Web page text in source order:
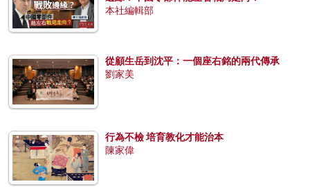
本社編輯部
從顧生岳到沈平：一個座右銘的兩代傳承
劉家美
行為不檢 培育教化才能治本
陳家偉